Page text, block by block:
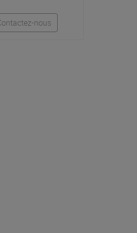
Contactez-nous